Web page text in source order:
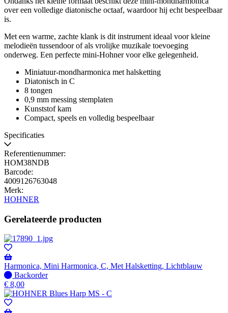
over een volledige diatonische octaaf, waardoor hij echt bespeelbaar
is.
Met een warme, zachte klank is dit instrument ideaal voor kleine
melodieën tussendoor of als vrolijke muzikale toevoeging
onderweg. Een perfecte mini-Hohner voor elke gelegenheid.
Miniatuur-mondharmonica met halsketting
Diatonisch in C
8 tongen
0,9 mm messing stemplaten
Kunststof kam
Compact, speels en volledig bespeelbaar
Specificaties
Referentienummer:
HOM38NDB
Barcode:
4009126763048
Merk:
HOHNER
Gerelateerde producten
Harmonica, Mini Harmonica, C, Met Halsketting, Lichtblauw
Niet
op
voorraad
-
Backorder
€ 8,00